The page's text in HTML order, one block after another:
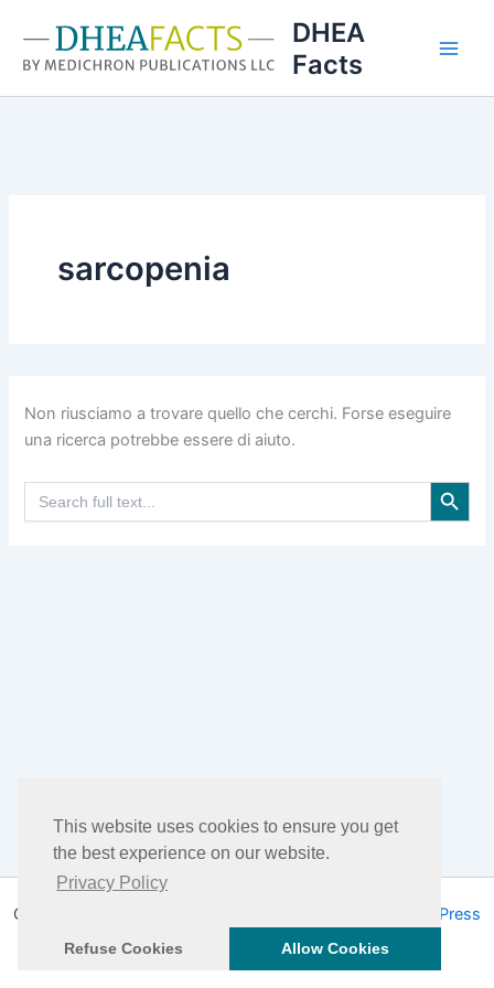
This website uses cookies to ensure you get
the best experience on our website.
Privacy Policy
Refuse Cookies Allow Cookies
contenuto
DHEA
Facts
sarcopenia
Non riusciamo a trovare quello che cerchi. Forse eseguire
una ricerca potrebbe essere di aiuto.
Search
for:
Search Button
Copyright © 2026 DHEA Facts | Powered by
Tema WordPress